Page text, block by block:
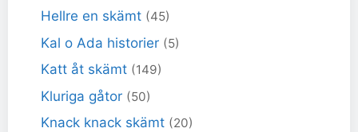
Hellre en skämt (45)
Kal o Ada historier (5)
Katt åt skämt (149)
Kluriga gåtor (50)
Knack knack skämt (20)